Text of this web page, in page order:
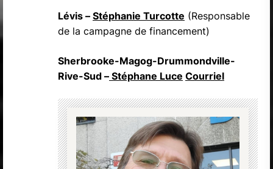
Lévis – Stéphanie Turcotte (Responsable
de la campagne de financement)
Sherbrooke-Magog-Drummondville-
Rive-Sud – Stéphane Luce Courriel